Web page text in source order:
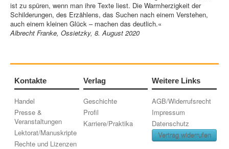
ist zu spüren, wenn man ihre Texte liest. Die Warmherzigkeit der
Schilderungen, des Erzählens, das Suchen nach einem Verstehen,
auch einem kleinen Glück – machen das deutlich.«
Albrecht Franke, Ossietzky, 8. August 2020
Kontakte
Handel
Presse &
Veranstaltungen
Lektorat/Manuskripte
Rechte und Lizenzen
Verlag
Geschichte
Profil
Karriere/Praktika
Weitere Links
AGB/Widerrufsrecht
Impressum
Datenschutz
Vertrag widerrufen